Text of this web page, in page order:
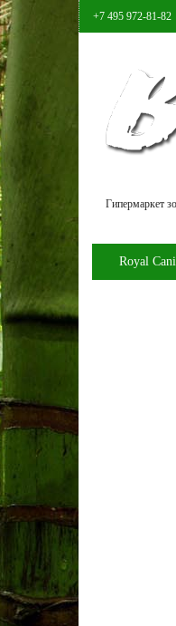
+7 495 972-81-82
Гипермаркет
Royal